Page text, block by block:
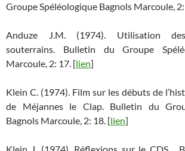
Groupe Spéléologique Bagnols Marcoule,
Anduze J.M. (1974). Utilisation
souterrains. Bulletin du Groupe
Marcoule, 2: 17. [lien]
Klein C. (1974). Film sur les débuts de
de Méjannes le Clap. Bulletin du
Bagnols Marcoule, 2: 18. [lien]